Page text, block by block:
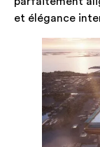
et élégance